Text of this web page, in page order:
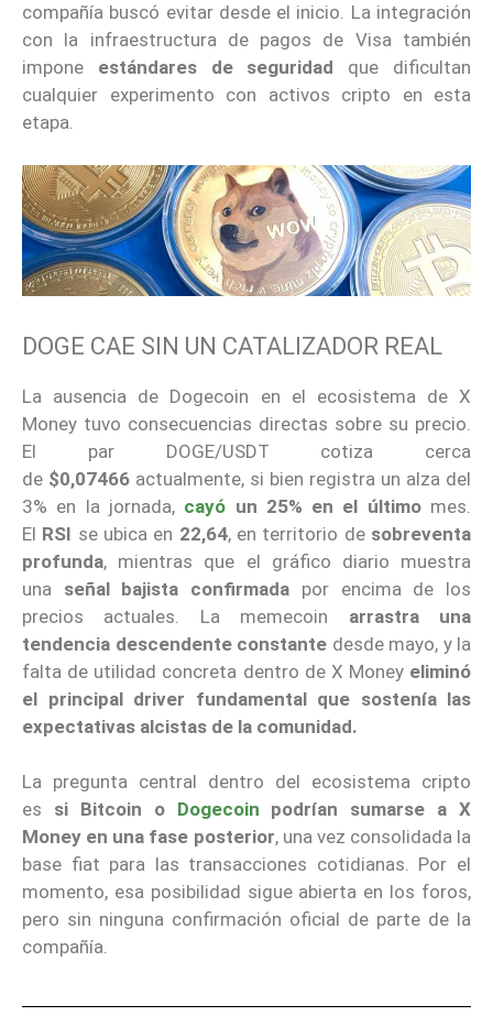
compañía buscó evitar desde el inicio. La integración
con la infraestructura de pagos de Visa también
impone estándares de seguridad que dificultan
cualquier experimento con activos cripto en esta
etapa.
DOGE CAE SIN UN CATALIZADOR REAL
La ausencia de Dogecoin en el ecosistema de X
Money tuvo consecuencias directas sobre su precio.
El par DOGE/USDT cotiza cerca
de $0,07466 actualmente, si bien registra un alza del
3% en la jornada, cayó un 25% en el últimomes.
El RSI se ubica en 22,64, en territorio de sobreventa
profunda, mientras que el gráfico diario muestra
una señal bajista confirmada por encima de los
precios actuales. La memecoin arrastra una
tendencia descendente constante desde mayo, y la
falta de utilidad concreta dentro de X Money eliminó
el principal driver fundamental que sostenía las
expectativas alcistas de la comunidad.
La pregunta central dentro del ecosistema cripto
es si Bitcoin o Dogecoin podrían sumarse a X
Money en una fase posterior, una vez consolidada la
base fiat para las transacciones cotidianas. Por el
momento, esa posibilidad sigue abierta en los foros,
pero sin ninguna confirmación oficial de parte de la
compañía.